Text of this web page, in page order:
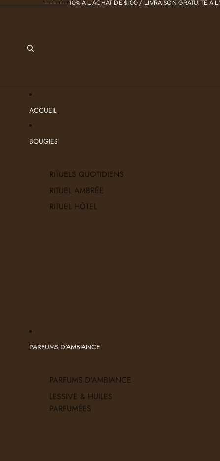
--------- 10% À L'ACHAT DE $100 / LIVRAISON GRATUITE À
ACCUEIL
BOUGIES
RITUELS QUOTIDIENS
RITUEL AMBRÉE
RITUEL HÔTEL
PARFUMS D'AMBIANCE
PARFUMS D'AMBIANCE
LESSIVE & HUILES
PARFUMÉES